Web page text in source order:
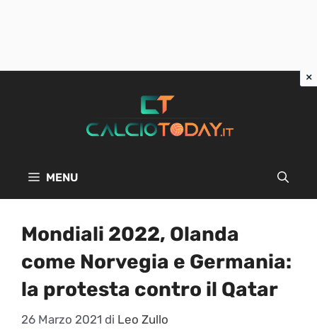
MENU
Mondiali 2022, Olanda
come Norvegia e Germania:
la protesta contro il Qatar
26 Marzo 2021 di Leo Zullo